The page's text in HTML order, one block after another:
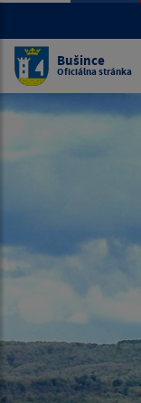
Bušince
Oficiálna stránka